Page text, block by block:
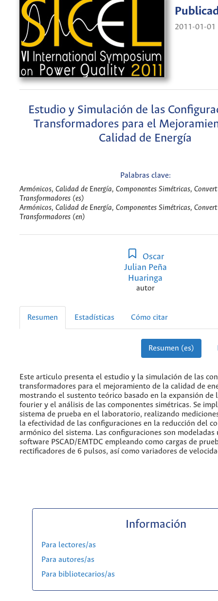
2011-01-01
Estudio y Simulación de las
Transformadores para el
Calidad de Energía
Palabras clave:
Armónicos, Calidad de Energía, Componentes Simétricas,
Transformadores (es)
Armónicos, Calidad de Energía, Componentes Simétricas,
Transformadores (en)
Oscar
Julian Peña
Huaringa
autor
Resumen Estadísticas Cómo citar
Resumen (es)
Este articulo presenta el estudio y la simulación de las
transformadores para el mejoramiento de la calidad de
mostrando el sustento teórico basado en la expansión de
fourier y el análisis de las componentes simétricas. Se
sistema de prueba en el laboratorio, realizando
la efectividad de las configuraciones en la reducción del
armónico del sistema. Las configuraciones son
software PSCAD/EMTDC empleando como cargas de
rectificadores de 6 pulsos, así como variadores de
Información
Para lectores/as
Para autores/as
Para bibliotecarios/as